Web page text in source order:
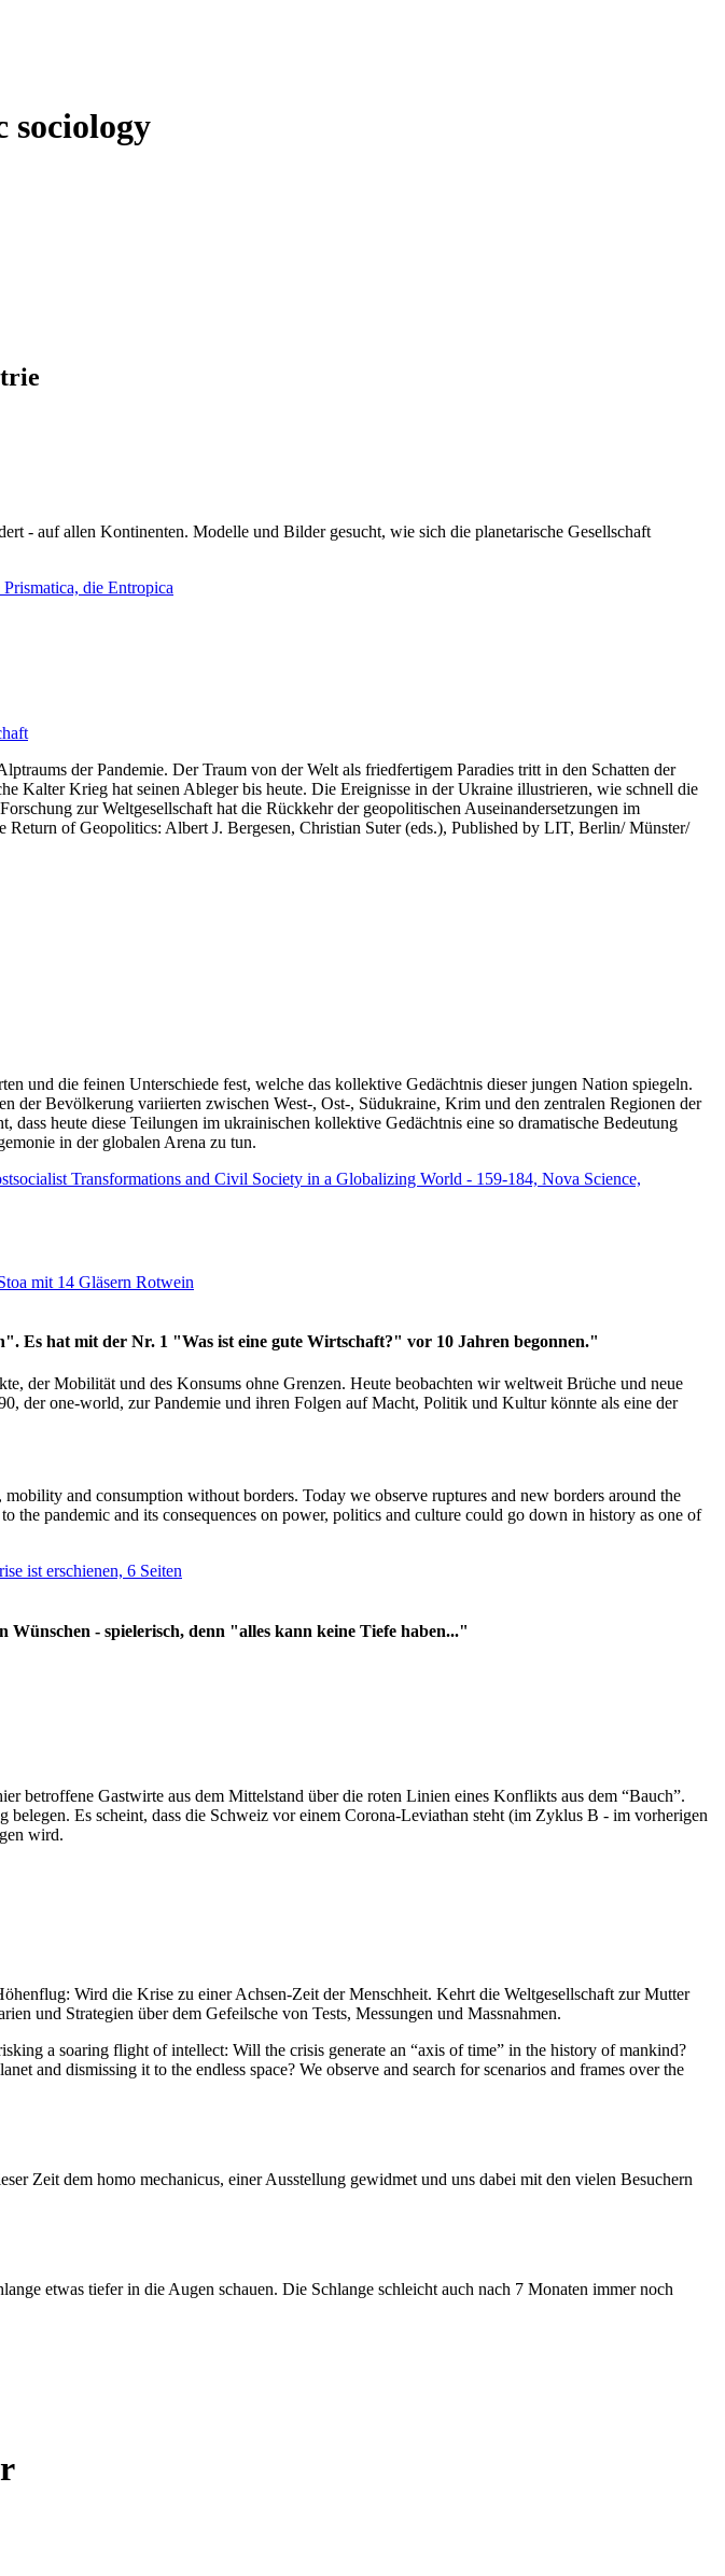
sociology
- auf allen Kontinenten. Modelle und Bilder gesucht, wie sich die planetarische Gesellschaft
die Entropica
der Pandemie. Der Traum von der Welt als friedfertigem Paradies tritt in den Schatten der
Kalter Krieg hat seinen Ableger bis heute. Die Ereignisse in der Ukraine illustrieren, wie schnell die
zur Weltgesellschaft hat die Rückkehr der geopolitischen Auseinandersetzungen im
of Geopolitics: Albert J. Bergesen, Christian Suter (eds.), Published by LIT, Berlin/ Münster/
und die feinen Unterschiede fest, welche das kollektive Gedächtnis dieser jungen Nation spiegeln.
Bevölkerung variierten zwischen West-, Ost-, Südukraine, Krim und den zentralen Regionen der
heute diese Teilungen im ukrainischen kollektive Gedächtnis eine so dramatische Bedeutung
in der globalen Arena zu tun.
Transformations and Civil Society in a Globalizing World - 159-184, Nova Science,
mit 14 Gläsern Rotwein
Es hat mit der Nr. 1 "Was ist eine gute Wirtschaft?" vor 10 Jahren begonnen."
der Mobilität und des Konsums ohne Grenzen. Heute beobachten wir weltweit Brüche und neue
der one-world, zur Pandemie und ihren Folgen auf Macht, Politik und Kultur könnte als eine der
and consumption without borders. Today we observe ruptures and new borders around the
pandemic and its consequences on power, politics and culture could go down in history as one of
ist erschienen, 6 Seiten
- spielerisch, denn "alles kann keine Tiefe haben..."
betroffene Gastwirte aus dem Mittelstand über die roten Linien eines Konflikts aus dem “Bauch”.
Es scheint, dass die Schweiz vor einem Corona-Leviathan steht (im Zyklus B - im vorherigen
wird.
Wird die Krise zu einer Achsen-Zeit der Menschheit. Kehrt die Weltgesellschaft zur Mutter
und Strategien über dem Gefeilsche von Tests, Messungen und Massnahmen.
a soaring flight of intellect: Will the crisis generate an “axis of time” in the history of mankind?
and dismissing it to the endless space? We observe and search for scenarios and frames over the
Zeit dem homo mechanicus, einer Ausstellung gewidmet und uns dabei mit den vielen Besuchern
etwas tiefer in die Augen schauen. Die Schlange schleicht auch nach 7 Monaten immer noch